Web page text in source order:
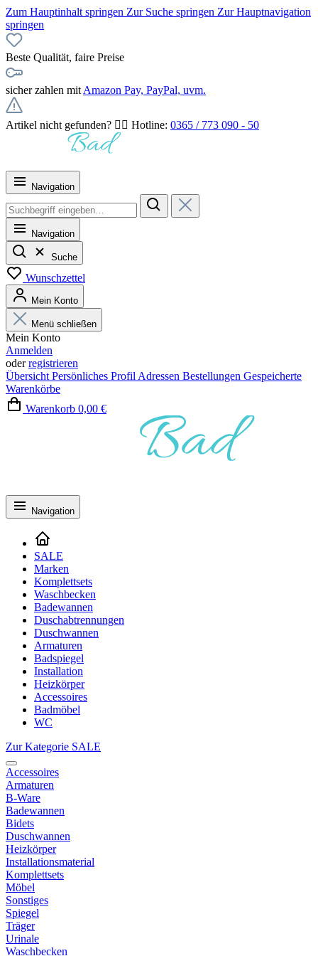
Zum Hauptinhalt springen Zur Suche springen Zur Hauptnavigation
springen
Beste Qualität, faire Preise
sicher zahlen mit Amazon Pay, PayPal, uvm.
Artikel nicht gefunden? 👉🏻 Hotline: 0365 / 773 090 - 50
Navigation
Navigation
Suche
Wunschzettel
Mein Konto
Menü schließen
Mein Konto
Anmelden
oderregistrieren
Übersicht Persönliches Profil Adressen Bestellungen Gespeicherte
Warenkörbe
Warenkorb 0,00 €
Navigation
SALE
Marken
Komplettsets
Waschbecken
Badewannen
Duschabtrennungen
Duschwannen
Armaturen
Badspiegel
Installation
Heizkörper
Accessoires
Badmöbel
WC
Zur Kategorie SALE
Accessoires
Armaturen
B-Ware
Badewannen
Bidets
Duschwannen
Heizkörper
Installationsmaterial
Komplettsets
Möbel
Sonstiges
Spiegel
Träger
Urinale
Waschbecken